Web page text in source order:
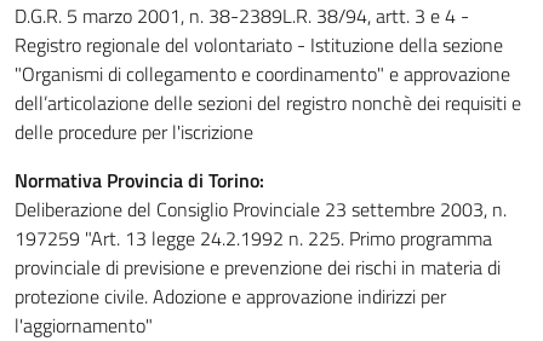
D.G.R. 5 marzo 2001, n. 38-2389L.R. 38/94, artt. 3 e 4 -
Registro regionale del volontariato - Istituzione della sezione
"Organismi di collegamento e coordinamento" e approvazione
dell’articolazione delle sezioni del registro nonchè dei requisiti e
delle procedure per l'iscrizione
Normativa Provincia di Torino:
Deliberazione del Consiglio Provinciale 23 settembre 2003, n.
197259 "Art. 13 legge 24.2.1992 n. 225. Primo programma
provinciale di previsione e prevenzione dei rischi in materia di
protezione civile. Adozione e approvazione indirizzi per
l'aggiornamento"